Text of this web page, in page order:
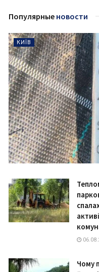
Популярные новости
КИЇВ
Чому